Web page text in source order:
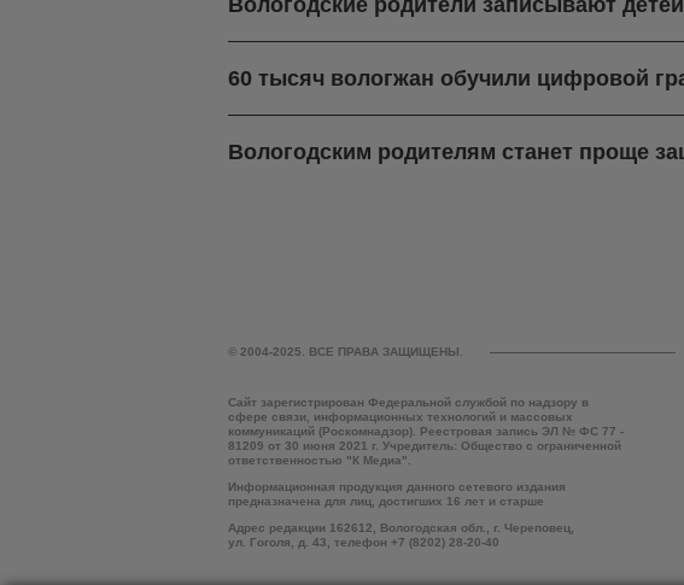
Вологодские родители записывают
60 тысяч вологжан обучили цифровой
Вологодским родителям станет проще
© 2004-2025. ВСЕ ПРАВА ЗАЩИЩЕНЫ.
Сайт зарегистрирован Федеральной службой по надзору в
сфере связи, информационных технологий и массовых
коммуникаций (Роскомнадзор). Реестровая запись ЭЛ № ФС 77 -
81209 от 30 июня 2021 г. Учредитель: Общество с ограниченной
ответственностью "К Медиа".
Информационная продукция данного сетевого издания
предназначена для лиц, достигших 16 лет и старше
Адрес редакции 162612, Вологодская обл., г. Череповец,
ул. Гоголя, д. 43, телефон +7 (8202) 28-20-40